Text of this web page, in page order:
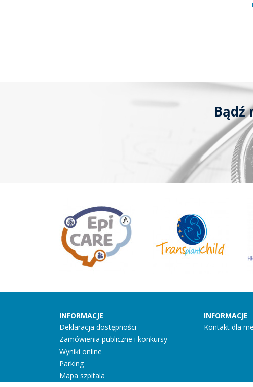
Bądź
INFORMACJE
Deklaracja dostępności
Zamówienia publiczne i konkursy
Wyniki online
Parking
Mapa szpitala
INFORMACJE
Kontakt dla